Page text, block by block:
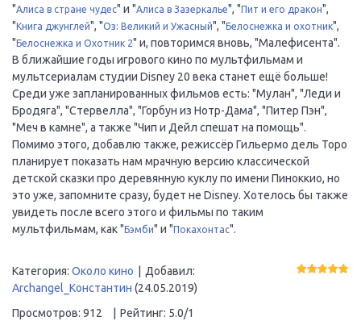
"Алиса в стране чудес" и "Алиса в Зазеркалье", " Пит и его дракон",
" Книга джунглей", "Оз: Великий и Ужасный", " Белоснежка и охотник",
" Белоснежка и Охотник 2" и, повторимся вновь, "Малефисента".
В ближайшие годы игрового кино по мультфильмам и
мультсериалам студии Disney 20 века станет ещё больше!
Среди уже запланированных фильмов есть: "Мулан", "Леди и
Бродяга", "Стервелла", "Горбун из Нотр-Дама", "Питер Пэн",
"Меч в камне", а также "Чип и Дейл спешат на помощь".
Помимо этого, добавлю также, режиссёр Гильермо дель Торо
планирует показать нам мрачную версию классической
детской сказки про деревянную куклу по имени Пиноккио, но
это уже, запомните сразу, будет не Disney. Хотелось бы также
увидеть после всего этого и фильмы по таким
мультфильмам, как " Бэмби" и " Покахонтас".
Категория: Около кино Добавил:
Archangel_Константин (24.05.2019)
Просмотров: 912 Рейтинг: 5.0/1